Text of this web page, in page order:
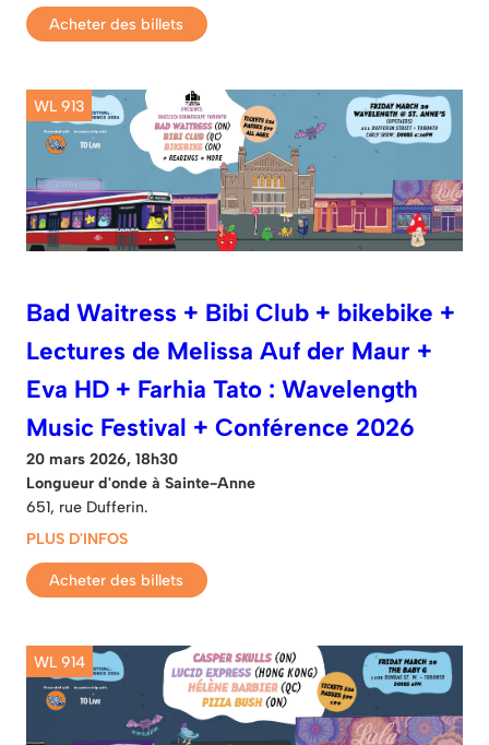
Acheter des billets
WL 913
Bad Waitress + Bibi Club + bikebike +
Lectures de Melissa Auf der Maur +
Eva HD + Farhia Tato : Wavelength
Music Festival + Conférence 2026
20 mars 2026, 18h30
Longueur d'onde à Sainte-Anne
651, rue Dufferin.
PLUS D'INFOS
Acheter des billets
WL 914